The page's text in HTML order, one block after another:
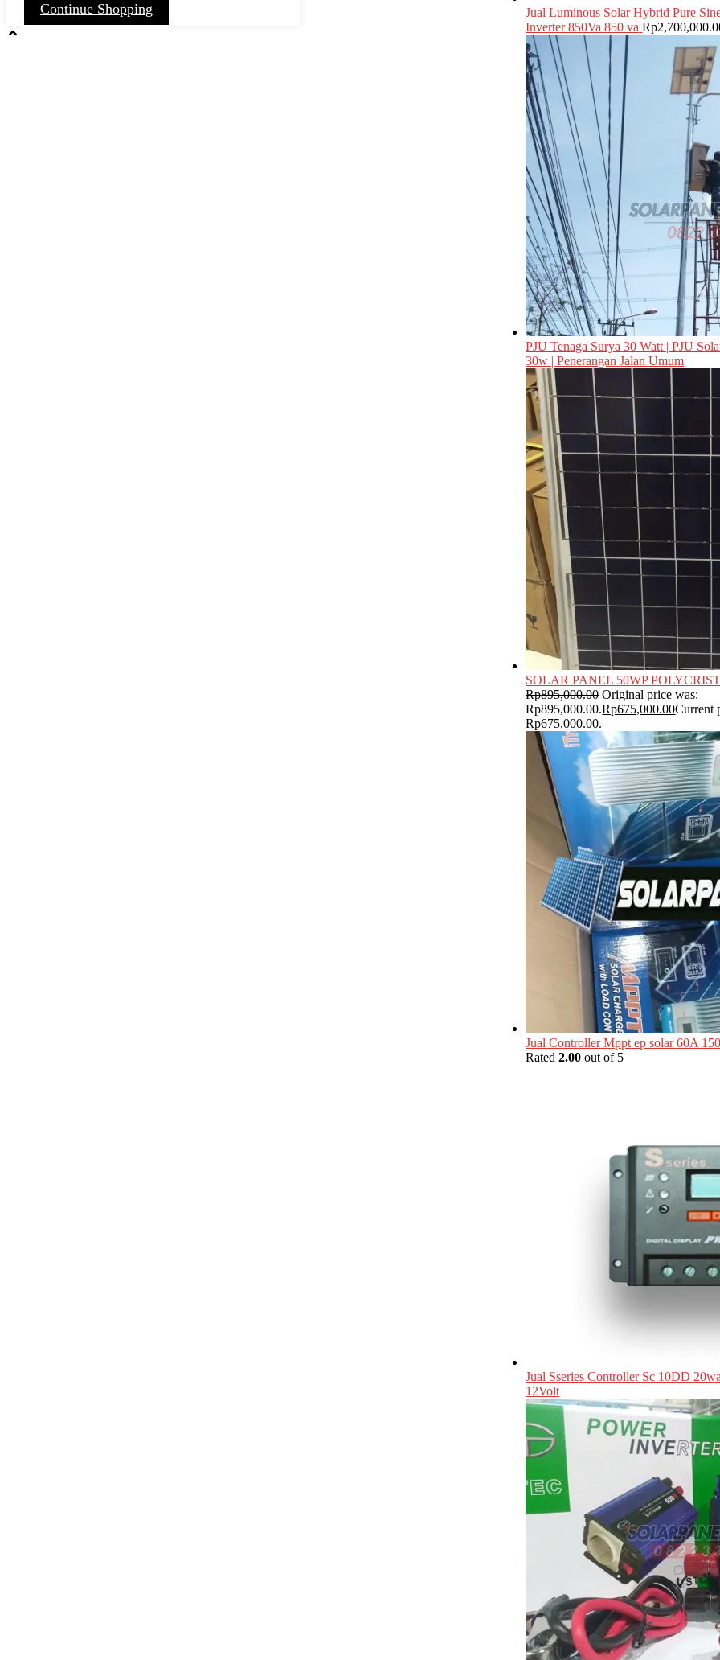
Jual Luminous Solar Hybrid Pure
Inverter 850Va 850 va Rp
PJU Tenaga Surya 30 Watt | PJU
30w | Penerangan Jalan Umum
SOLAR PANEL 50WP
Rp895,000.00 Original price was:
Rp895,000.00.Rp675,000.00Current
Rp675,000.00.
Jual Controller Mppt ep solar 60A
Rated2.00 out of 5
Jual Sseries Controller Sc 10DD
12Volt
Continue Shopping